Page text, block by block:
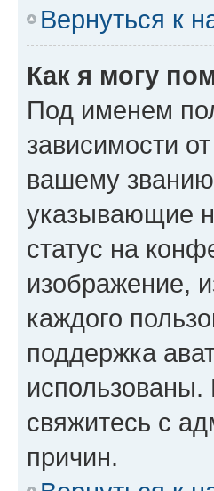
Вернуться к
Как я могу
Под именем
зависимости
вашему
указывающие
статус на
изображение,
каждого
поддержка
свяжитесь с
причин.